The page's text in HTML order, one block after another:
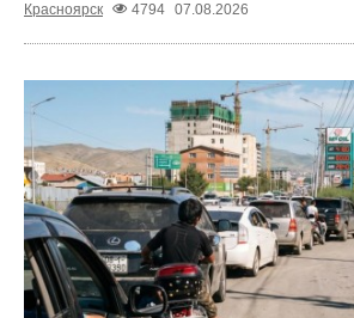
Красноярск
4794 07.08.2026